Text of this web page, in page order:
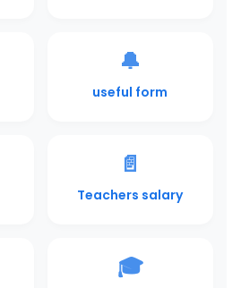
🔔
useful form
📄
Teachers salary
🎓